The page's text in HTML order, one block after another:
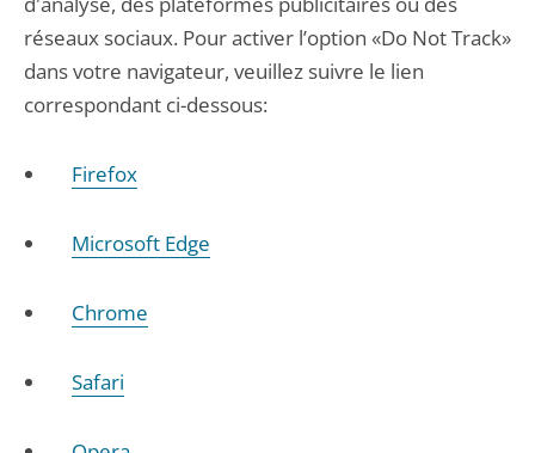
réseaux sociaux. Pour activer l’option «Do Not Track»
dans votre navigateur, veuillez suivre le lien
correspondant ci-dessous:
Firefox
Microsoft Edge
Chrome
Safari